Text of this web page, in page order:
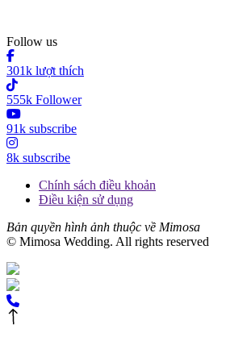
Follow us
301k lượt thích
555k Follower
91k subscribe
8k subscribe
Chính sách điều khoản
Điều kiện sử dụng
Bản quyền hình ảnh thuộc về Mimosa
© Mimosa Wedding. All rights reserved